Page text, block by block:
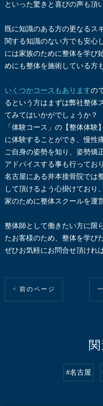
といった驚きと喜びの声も頂
既に知識のある方の更なるス
関する知識のない方でも安心
には家族のために整体を学び
めにも整体を施術している方
いくつかコースもありますの
るという方はまずは弊社整体
てみてはいかがでしょうか？
「体験コース」の【整体体
に体験することができ、慢性
ご自身の姿勢を知り、姿勢矯
アドバイスする事も行ってお
名古屋にある井本接骨院では
して頂けるよう心掛けており
家のために整体スクールを運
整体師として働きたい方に限
たお客様のため、整体を学び
ぜひお気軽にお問合せ頂けれ
< 前のページ
#名古屋